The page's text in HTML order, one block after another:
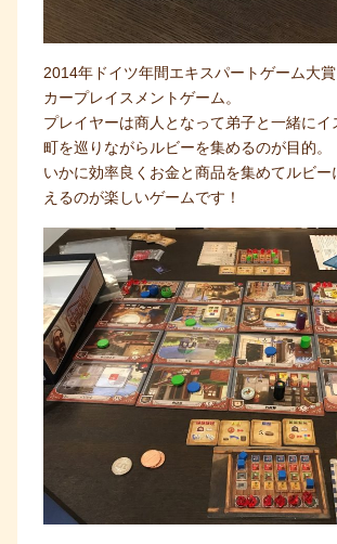
2014年ドイツ年間エキスパートゲーム大
カープレイスメントゲーム。
プレイヤーは商人となって弟子と一緒にイ
町を巡りながらルビーを集めるのが目的。
いかに効率良くお金と商品を集めてルビー
えるのが楽しいゲームです！